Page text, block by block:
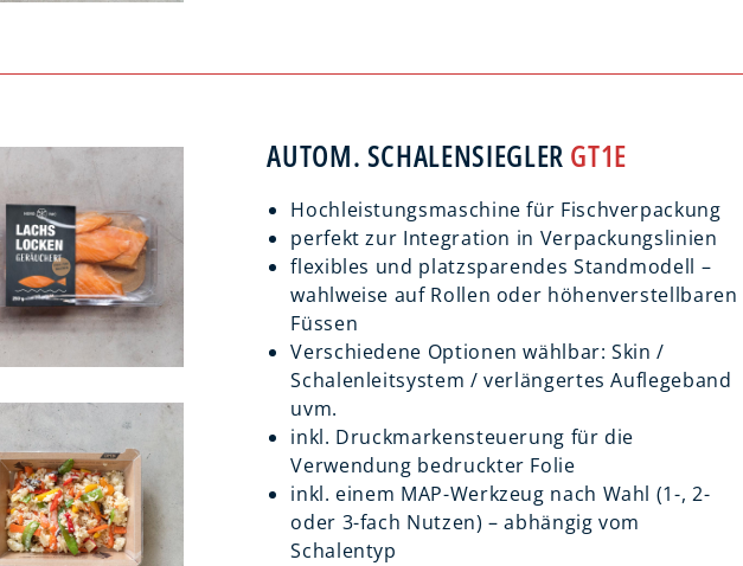
AUTOM. SCHALENSIEGLER GT1E
Hochleistungsmaschine für Fischverpackung
perfekt zur Integration in Verpackungslinien
flexibles und platzsparendes Standmodell –
wahlweise auf Rollen oder höhenverstellbaren
Füssen
Verschiedene Optionen wählbar: Skin /
Schalenleitsystem / verlängertes Auflegeband
uvm.
inkl. Druckmarkensteuerung für die
Verwendung bedruckter Folie
inkl. einem MAP-Werkzeug nach Wahl (1-, 2-
oder 3-fach Nutzen) – abhängig vom
Schalentyp